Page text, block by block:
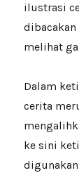
ilustrasi
melihat
Dalam
cerita
ke sini